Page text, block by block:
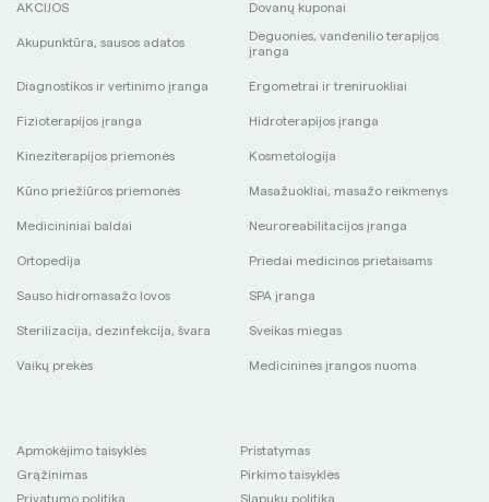
AKCIJOS Dovanų kuponai
Akupunktūra, sausos adatos
Deguonies, vandenilio terapijos
įranga
Diagnostikos ir vertinimo įranga Ergometrai ir treniruokliai
Fizioterapijos įranga Hidroterapijos įranga
Kineziterapijos priemonės Kosmetologija
Kūno priežiūros priemonės Masažuokliai, masažo reikmenys
Medicininiai baldai Neuroreabilitacijos įranga
Ortopedija Priedai medicinos prietaisams
Sauso hidromasažo lovos SPA įranga
Sterilizacija, dezinfekcija, švara Sveikas miegas
Vaikų prekės Medicininės įrangos nuoma
Apmokėjimo taisyklės
Pristatymas
Grąžinimas
Pirkimo taisyklės
Privatumo politika
Slapukų politika